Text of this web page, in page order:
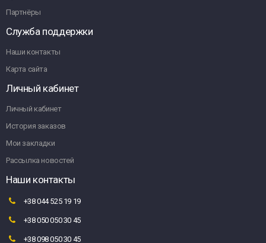
Партнёры
Служба поддержки
Наши контакты
Карта сайта
Личный кабинет
Личный кабинет
История заказов
Мои закладки
Рассылка новостей
Наши контакты
+38 044 525 19 19
+38 050 050 30 45
+38 098 050 30 45